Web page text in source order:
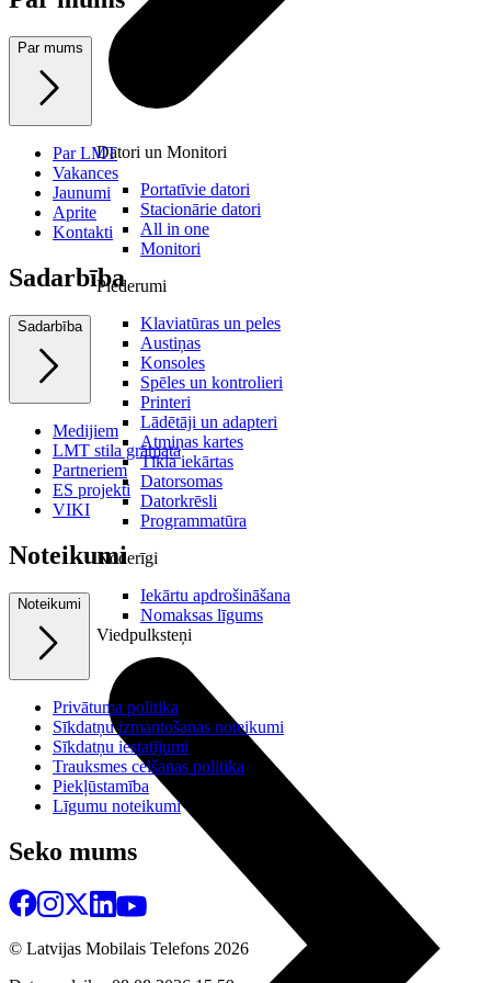
Datori un Monitori
Portatīvie datori
Stacionārie datori
All in one
Monitori
Piederumi
Klaviatūras un peles
Austiņas
Konsoles
Spēles un kontrolieri
Printeri
Lādētāji un adapteri
Atmiņas kartes
Tīkla iekārtas
Datorsomas
Datorkrēsli
Programmatūra
Noderīgi
Iekārtu apdrošināšana
Nomaksas līgums
Viedpulksteņi
Par mums
Par LMT
Vakances
Jaunumi
Aprite
Kontakti
Sadarbība
Sadarbība
Medijiem
LMT stila grāmata
Partneriem
ES projekti
VIKI
Noteikumi
Noteikumi
Privātuma politika
Sīkdatņu izmantošanas noteikumi
Sīkdatņu iestatījumi
Trauksmes celšanas politika
Piekļūstamība
Līgumu noteikumi
Seko mums
© Latvijas Mobilais Telefons 2026